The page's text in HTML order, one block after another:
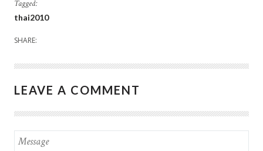
Tagged:
thai2010
SHARE:
LEAVE A COMMENT